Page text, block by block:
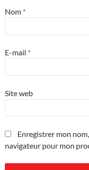
Nom *
E-mail *
Site web
Enregistrer mon
navigateur pour mon